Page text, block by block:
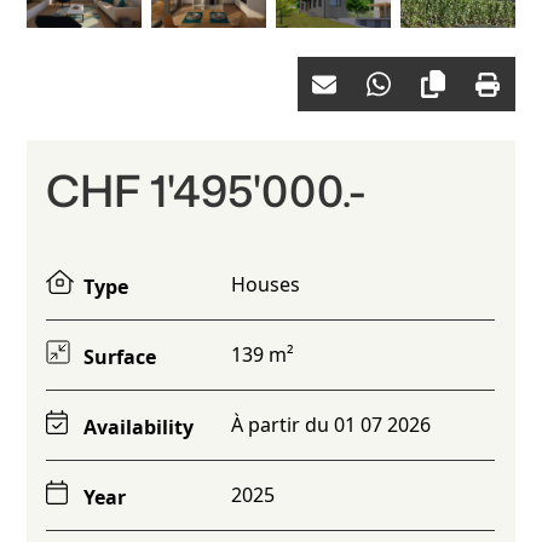
CHF 1'495'000.-
Type Houses
Surface 139 m²
Availability À partir du 01 07 2026
Year 2025